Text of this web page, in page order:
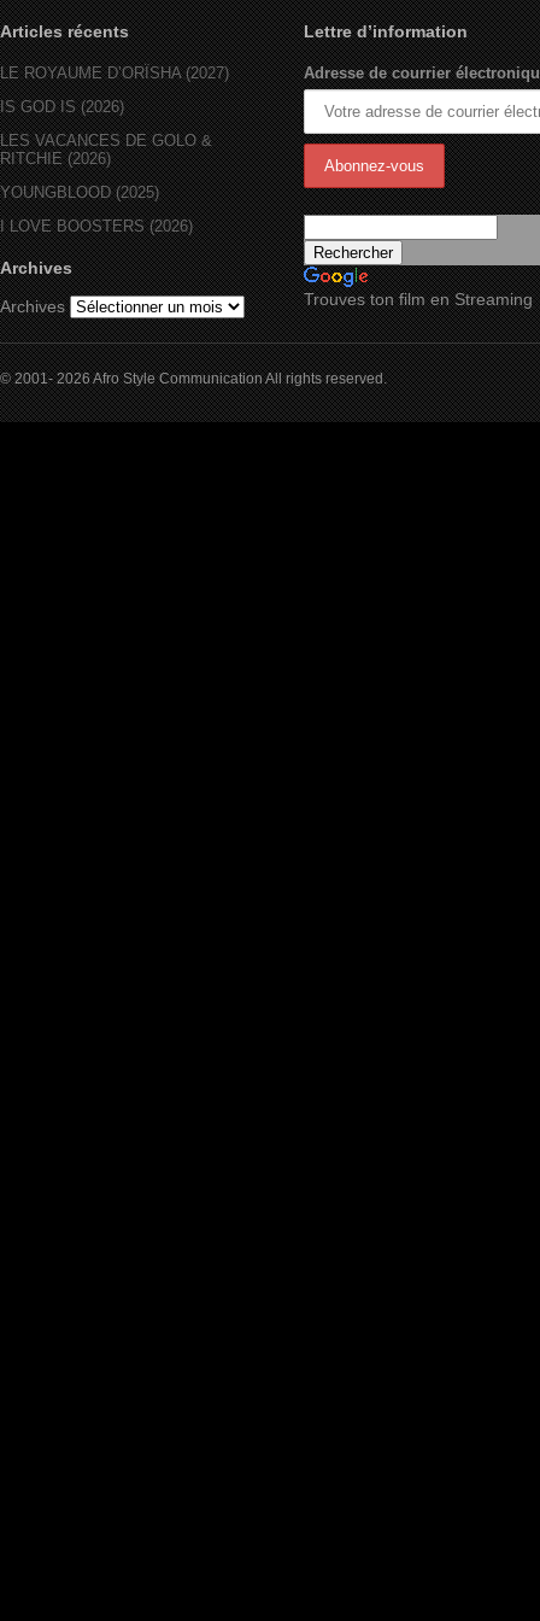
Articles récents
LE ROYAUME D’ORÏSHA (2027)
IS GOD IS (2026)
LES VACANCES DE GOLO &
RITCHIE (2026)
YOUNGBLOOD (2025)
I LOVE BOOSTERS (2026)
Archives
Archives
Lettre d’information
Adresse de courrier
Trouves ton film en Streaming
© 2001- 2026 Afro Style Communication All rights reserved.